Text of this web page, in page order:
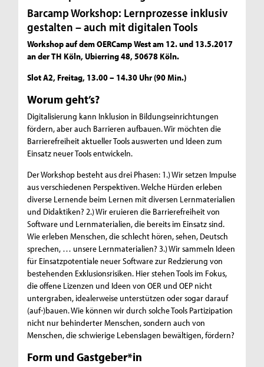
Barcamp Workshop: Lernprozesse inklusiv
gestalten – auch mit digitalen Tools
Workshop auf dem OERCamp West am 12. und 13.5.2017
an der TH Köln, Ubierring 48, 50678 Köln.
Slot A2, Freitag, 13.00 – 14.30 Uhr (90 Min.)
Worum geht’s?
Digitalisierung kann Inklusion in Bildungseinrichtungen
fördern, aber auch Barrieren aufbauen. Wir möchten die
Barrierefreiheit aktueller Tools auswerten und Ideen zum
Einsatz neuer Tools entwickeln.
Der Workshop besteht aus drei Phasen: 1.) Wir setzen Impulse
aus verschiedenen Perspektiven. Welche Hürden erleben
diverse Lernende beim Lernen mit diversen Lernmaterialien
und Didaktiken? 2.) Wir eruieren die Barrierefreiheit von
Software und Lernmaterialien, die bereits im Einsatz sind.
Wie erleben Menschen, die schlecht hören, sehen, Deutsch
sprechen, … unsere Lernmaterialien? 3.) Wir sammeln Ideen
für Einsatzpotentiale neuer Software zur Redzierung von
bestehenden Exklusionsrisiken. Hier stehen Tools im Fokus,
die offene Lizenzen und Ideen von OER und OEP nicht
untergraben, idealerweise unterstützen oder sogar darauf
(auf-)bauen. Wie können wir durch solche Tools Partizipation
nicht nur behinderter Menschen, sondern auch von
Menschen, die schwierige Lebenslagen bewältigen, fördern?
Form und Gastgeber*in